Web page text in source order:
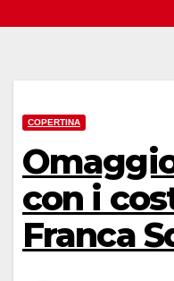
COPERTINA
con i
Franca